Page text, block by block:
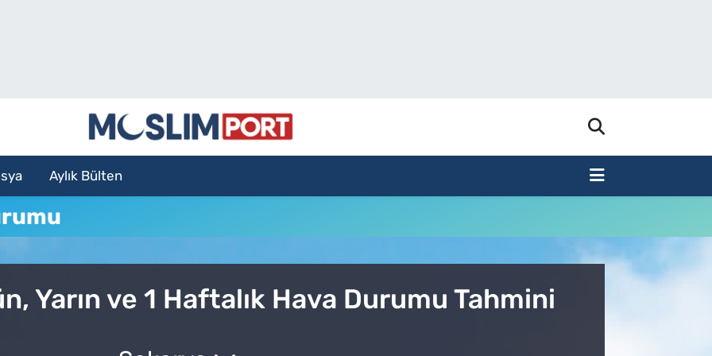
Aylık Bülten
Yarın ve 1 Haftalık Hava Durumu Tahmini